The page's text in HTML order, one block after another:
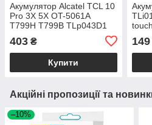
Акумулятор Alcatel TCL 10
Pro 3X 5X OT-5061A
T799H T799B TLp043D1
403 ₴
Купити
ideal
149
Акційні пропозиції та
–10%